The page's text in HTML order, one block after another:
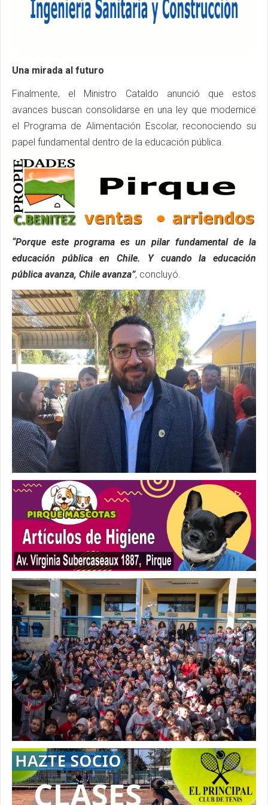
Una mirada al futuro
Finalmente, el Ministro Cataldo anunció que estos
avances buscan consolidarse en una ley que modernice
el Programa de Alimentación Escolar, reconociendo su
papel fundamental dentro de la educación pública.
“Porque este programa es un pilar fundamental de la
educación pública en Chile. Y cuando la educación
pública avanza, Chile avanza”, concluyó.